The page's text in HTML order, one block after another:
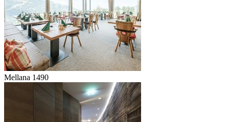
Mellana 1490